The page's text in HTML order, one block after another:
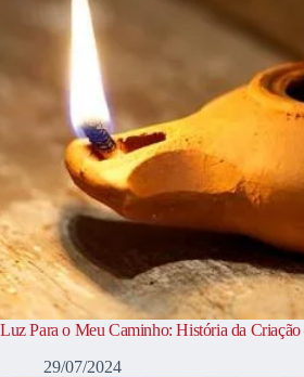
Luz Para o Meu Caminho: História da
29/07/2024